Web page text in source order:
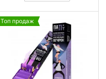
Топ продаж